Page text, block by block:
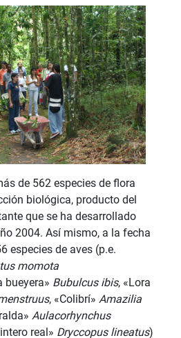
de 562 especies de flora
biológica, producto del
que se ha desarrollado
2004. Así mismo, a la fecha
especies de aves (p.e.
momota
bueyera» Bubulcus ibis, «Lora
, «Colibrí» Amazilia
Aulacorhynchus
real» Dryccopus lineatus)